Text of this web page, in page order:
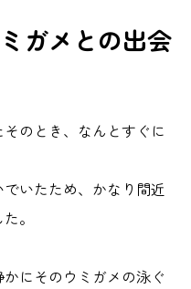
ガメとの出会
のとき、なんとすぐに
いたため、かなり間近
。
にそのウミガメの泳ぐ